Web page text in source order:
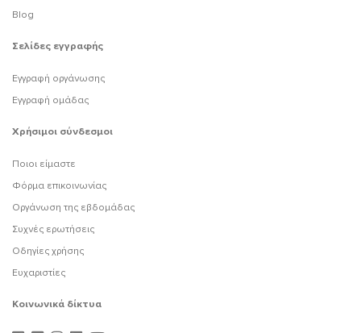
Blog
Σελίδες εγγραφής
Εγγραφή οργάνωσης
Εγγραφή ομάδας
Χρήσιμοι σύνδεσμοι
Ποιοι είμαστε
Φόρμα επικοινωνίας
Οργάνωση της εβδομάδας
Συχνές ερωτήσεις
Οδηγίες χρήσης
Ευχαριστίες
Κοινωνικά δίκτυα